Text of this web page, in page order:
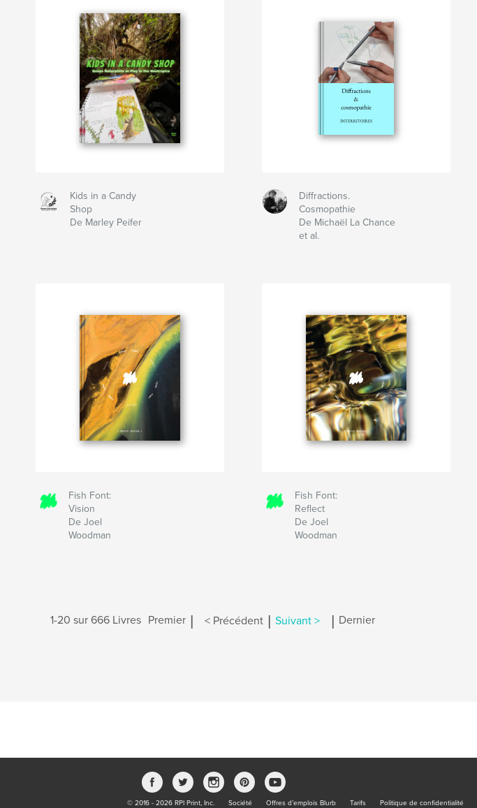
Kids in a Candy
Shop
De Marley Peifer
Diffractions.
Cosmopathie
De Michaël La Chance
et al.
Fish Font:
Vision
De Joel
Woodman
Fish Font:
Reflect
De Joel
Woodman
1-20 sur 666 Livres Premier < Précédent Suivant > Dernier
© 2016 - 2026 RPI Print, Inc. Société Offres d’emplois Blurb Tarifs Politique de confidentialité